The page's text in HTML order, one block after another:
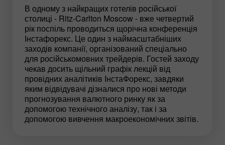
В одному з найкращих готелів російської
столиці - Ritz-Carlton Moscow - вже четвертий
рік поспіль проводиться щорічна конференція
Інстафорекс. Це один з наймасштабніших
заходів компанії, організований спеціально
для російськомовних трейдерів. Гостей заходу
чекав досить щільний графік лекцій від
провідних аналітиків ІнстаФорекс, завдяки
яким відвідувачі дізналися про нові методи
прогнозування валютного ринку як за
допомогою технічного аналізу, так і за
допомогою вивчення макроекономічних звітів.